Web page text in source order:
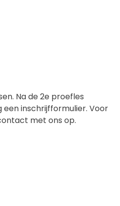
Na de 2e proefles
een inschrijfformulier. Voor
met ons op.